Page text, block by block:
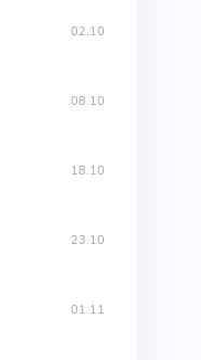
02.10
08.10
18.10
23.10
01.11